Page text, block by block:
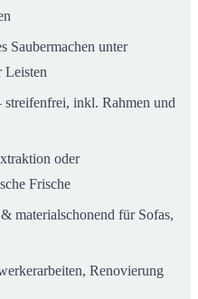
Saubermachen unter
Leisten
streifenfrei, inkl. Rahmen und
oder
Frische
materialschonend für Sofas,
Renovierung